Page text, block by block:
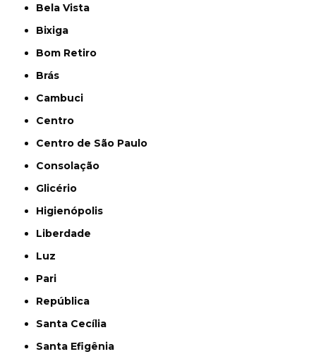
Bela Vista
Bixiga
Bom Retiro
Brás
Cambuci
Centro
Centro de São Paulo
Consolação
Glicério
Higienópolis
Liberdade
Luz
Pari
República
Santa Cecília
Santa Efigênia